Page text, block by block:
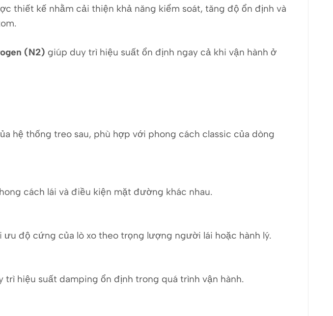
thiết kế nhằm cải thiện khả năng kiểm soát, tăng độ ổn định và
(N2) giúp duy trì hiệu suất ổn định ngay cả khi vận hành ở
hệ thống treo sau, phù hợp với phong cách classic của dòng
cách lái và điều kiện mặt đường khác nhau.
độ cứng của lò xo theo trọng lượng người lái hoặc hành lý.
hiệu suất damping ổn định trong quá trình vận hành.